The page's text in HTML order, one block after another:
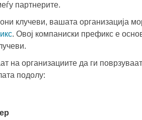
партнерите.
клучеви, вашата организација
. Овој компаниски префикс е
на организациите да ги поврзуваат
подолу: